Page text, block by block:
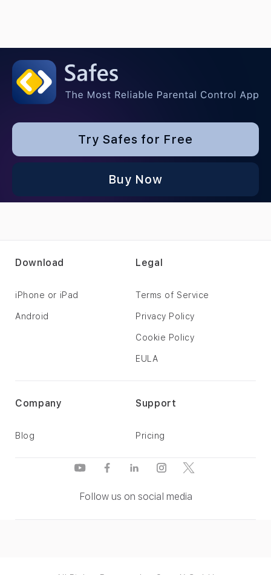
Try Safes for Free
Buy Now
Follow us on social media
Support
Pricing
Company
Blog
Legal
Terms of Service
Privacy Policy
Cookie Policy
EULA
Download
iPhone or iPad
Android